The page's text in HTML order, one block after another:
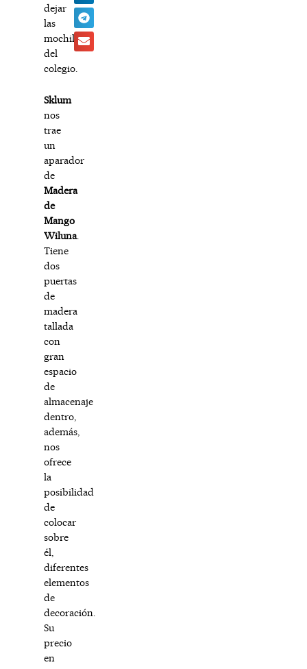
dejar
las
mochilas
del
colegio.
Sklum
nos
trae
un
aparador
de
Madera
de
Mango
Wiluna.
Tiene
dos
puertas
de
madera
tallada
con
gran
espacio
de
almacenaje
dentro,
además,
nos
ofrece
la
posibilidad
de
colocar
sobre
él,
diferentes
elementos
de
decoración.
Su
precio
en